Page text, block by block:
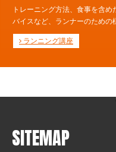
トレーニング方法、食事を含
バイスなど、ランナーのための
ランニング講座
SITEMAP